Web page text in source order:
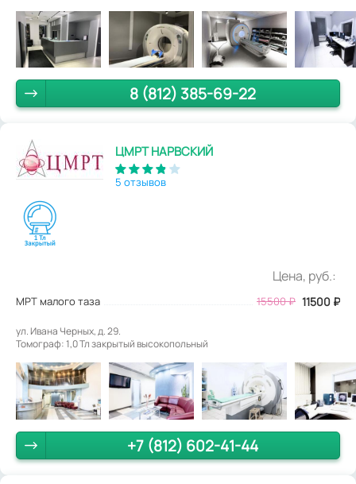
8 (812) 385-69-22
ЦМРТ НАРВСКИЙ
5 отзывов
Цена, руб.:
МРТ малого таза 15500₽ 11500 ₽
ул. Ивана Черных, д. 29.
Томограф: 1,0 Тл закрытый высокопольный
+7 (812) 602-41-44